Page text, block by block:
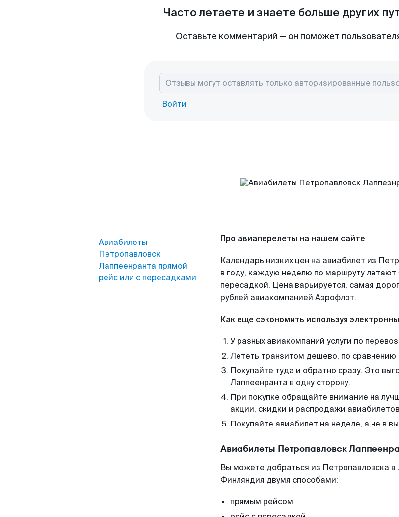
Часто летаете и знаете больше других
Оставьте комментарий — он поможет
Войти
Авиабилеты
Петропавловск
Лаппеенранта прямой
рейс или с пересадками
Про авиаперелеты на нашем сайте
Календарь низких цен на авиабилет из
в году, каждую неделю по маршруту летают
пересадкой. Цена варьируется, самая
рублей авиакомпанией Аэрофлот.
Как еще сэкономить используя
У разных авиакомпаний услуги по
Лететь транзитом дешево, по сравнению
Покупайте туда и обратно сразу. Это
Лаппеенранта в одну сторону.
При покупке обращайте внимание на
акции, скидки и распродажи
Покупайте авиабилет на неделе, а не в
Авиабилеты Петропавловск
Вы можете добраться из Петропавловска в
Финляндия двумя способами:
прямым рейсом